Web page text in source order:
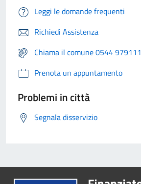
Leggi le domande frequenti
Richiedi Assistenza
Chiama il comune 0544 979111
Prenota un appuntamento
Problemi in città
Segnala disservizio